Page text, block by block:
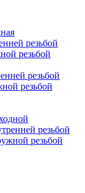
резьбой
резьбой
резьбой
резьбой
резьбой
резьбой